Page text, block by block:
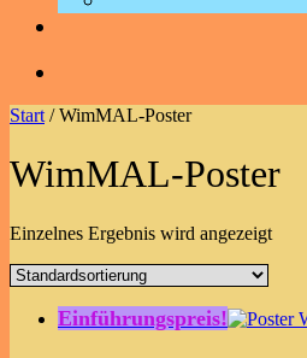
Start / WimMAL-Poster
WimMAL-Poster
Einzelnes Ergebnis wird angezeigt
Einführungspreis!